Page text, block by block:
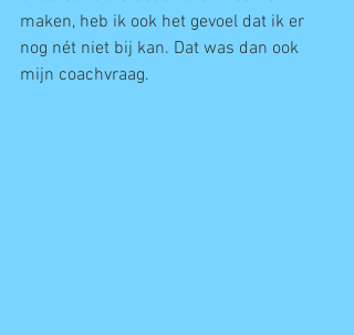
maken, heb ik ook het gevoel dat ik er
nog nét niet bij kan. Dat was dan ook
mijn coachvraag.